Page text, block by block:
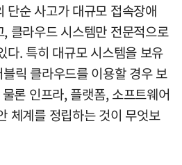
단순 사고가 대규모 접속장애
클라우드 시스템만 전문적으로
다. 특히 대규모 시스템을 보유
릭 클라우드를 이용할 경우 보
론 인프라, 플랫폼, 소프트웨어
체계를 정립하는 것이 무엇보